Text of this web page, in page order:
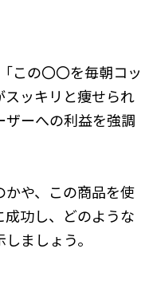
この〇〇を毎朝コッ
ッキリと痩せられ
ザーへの利益を強調
や、この商品を使
功し、どのような
ましょう。